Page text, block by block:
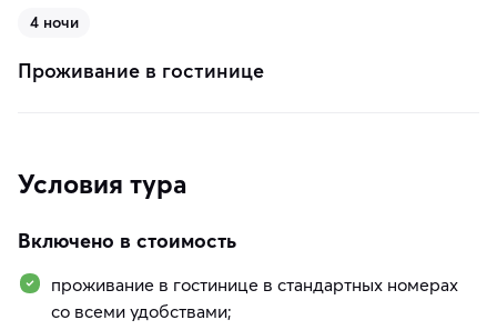
4 ночи
Проживание в гостинице
Условия тура
Включено в стоимость
проживание в гостинице в стандартных номерах
со всеми удобствами;